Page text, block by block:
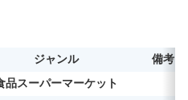
ジャンル
備考
品スーパーマーケット